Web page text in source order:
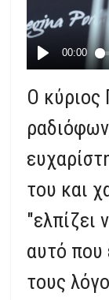
Ο κύριος
του και
"ελπίζει
αυτό που
τους